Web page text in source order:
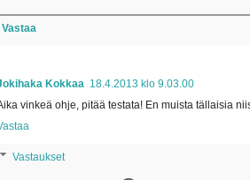
Vastaa
Kokkaa 18.4.2013 klo 9.03.00
vinkeä ohje, pitää testata! En muista tällaisia
Vastaukset